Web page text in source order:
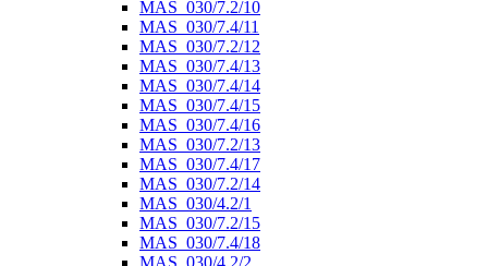
MAS_030/7.2/10
MAS_030/7.4/11
MAS_030/7.2/12
MAS_030/7.4/13
MAS_030/7.4/14
MAS_030/7.4/15
MAS_030/7.4/16
MAS_030/7.2/13
MAS_030/7.4/17
MAS_030/7.2/14
MAS_030/4.2/1
MAS_030/7.2/15
MAS_030/7.4/18
MAS_030/4.2/2